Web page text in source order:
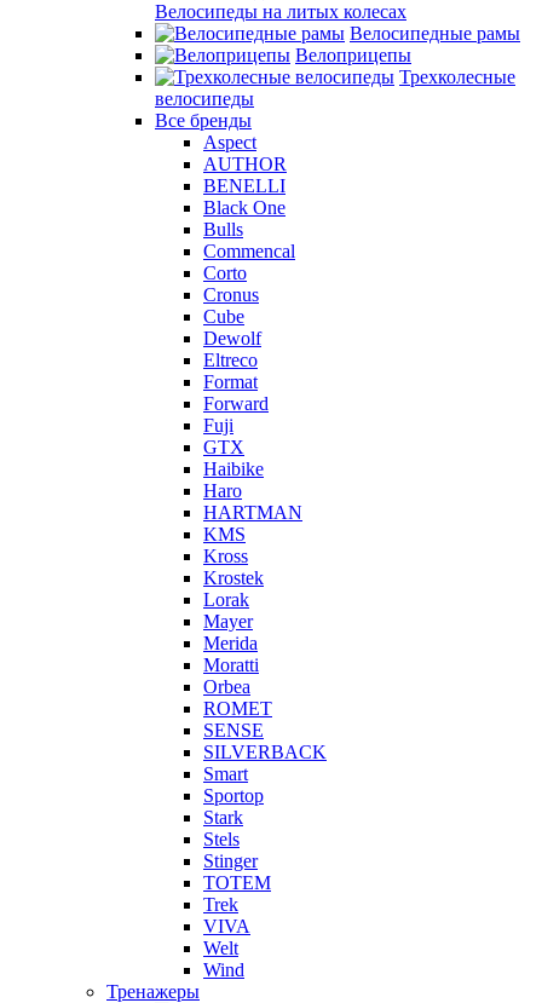
Велосипеды на литых колесах
Велосипедные рамы
Велоприцепы
Трехколесные
велосипеды
Все бренды
Aspect
AUTHOR
BENELLI
Black One
Bulls
Commencal
Corto
Cronus
Cube
Dewolf
Eltreco
Format
Forward
Fuji
GTX
Haibike
Haro
HARTMAN
KMS
Kross
Krostek
Lorak
Mayer
Merida
Moratti
Orbea
ROMET
SENSE
SILVERBACK
Smart
Sportop
Stark
Stels
Stinger
TOTEM
Trek
VIVA
Welt
Wind
Тренажеры